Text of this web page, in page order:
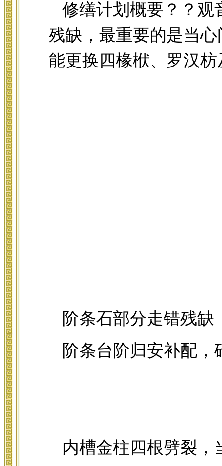
修缮计划概要？？观
残缺，最重要的是当
能更换四椽栿、罗汉
阶条石部分走错残
阶条台阶归安补配
内槽金柱四根劈裂